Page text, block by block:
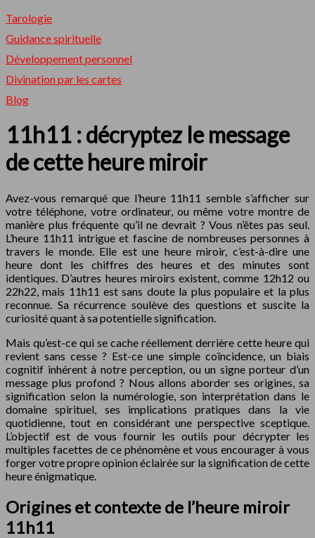
Tarologie
Guidance spirituelle
Développement personnel
Divination par les cartes
Blog
11h11 : décryptez le message
de cette heure miroir
Avez-vous remarqué que l’heure 11h11 semble s’afficher sur
votre téléphone, votre ordinateur, ou même votre montre de
manière plus fréquente qu’il ne devrait ? Vous n’êtes pas seul.
L’heure 11h11 intrigue et fascine de nombreuses personnes à
travers le monde. Elle est une heure miroir, c’est-à-dire une
heure dont les chiffres des heures et des minutes sont
identiques. D’autres heures miroirs existent, comme 12h12 ou
22h22, mais 11h11 est sans doute la plus populaire et la plus
reconnue. Sa récurrence soulève des questions et suscite la
curiosité quant à sa potentielle signification.
Mais qu’est-ce qui se cache réellement derrière cette heure qui
revient sans cesse ? Est-ce une simple coïncidence, un biais
cognitif inhérent à notre perception, ou un signe porteur d’un
message plus profond ? Nous allons aborder ses origines, sa
signification selon la numérologie, son interprétation dans le
domaine spirituel, ses implications pratiques dans la vie
quotidienne, tout en considérant une perspective sceptique.
L’objectif est de vous fournir les outils pour décrypter les
multiples facettes de ce phénomène et vous encourager à vous
forger votre propre opinion éclairée sur la signification de cette
heure énigmatique.
Origines et contexte de l’heure miroir
11h11